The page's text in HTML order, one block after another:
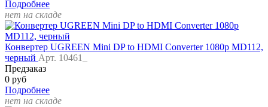
Подробнее
нет на складе
Конвертер UGREEN Mini DP to HDMI Converter 1080p MD112,
черный Арт. 10461_
Предзаказ
0 руб
Подробнее
нет на складе